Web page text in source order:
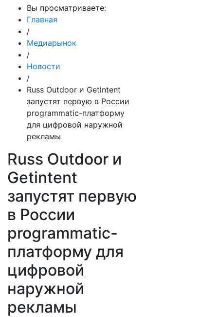
Вы просматриваете:
Главная
/
Медиарынок
/
Новости
/
Russ Outdoor и Getintent
запустят первую в России
programmatic-платформу
для цифровой наружной
рекламы
Russ Outdoor и
Getintent
запустят первую
в России
programmatic-
платформу для
цифровой
наружной
рекламы